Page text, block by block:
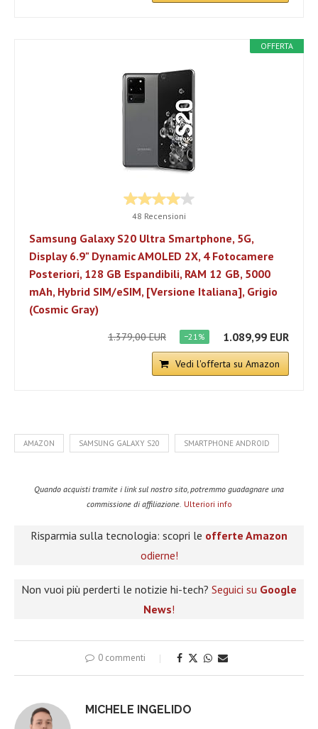
OFFERTA
48 Recensioni
Samsung Galaxy S20 Ultra Smartphone, 5G,
Display 6.9" Dynamic AMOLED 2X, 4 Fotocamere
Posteriori, 128 GB Espandibili, RAM 12 GB, 5000
mAh, Hybrid SIM/eSIM, [Versione Italiana], Grigio
(Cosmic Gray)
1.379,00 EUR −21% 1.089,99 EUR
Vedi l'offerta su Amazon
AMAZON SAMSUNG GALAXY S20 SMARTPHONE ANDROID
Quando acquisti tramite i link sul nostro sito, potremmo guadagnare una
commissione di affiliazione. Ulteriori info
Risparmia sulla tecnologia: scopri le offerte Amazon
odierne!
Non vuoi più perderti le notizie hi-tech? Seguici su Google
News!
0 commenti
MICHELE INGELIDO